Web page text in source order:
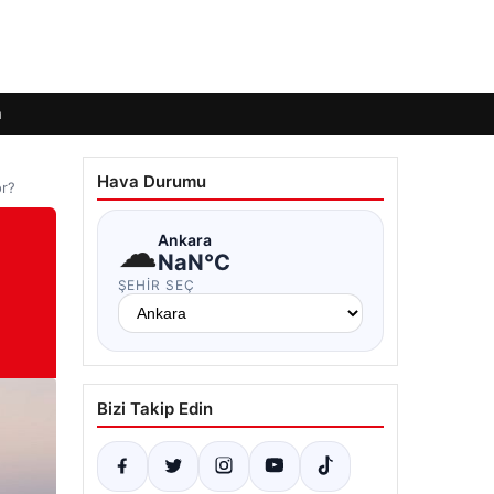
Hava Durumu
☁Ankara
NaN°C
ŞEHIR SEÇ
Bizi Takip Edin